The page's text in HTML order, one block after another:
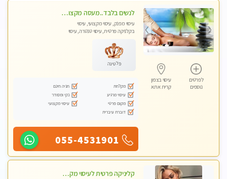
לפרטים
נוספים
עיסוי בצפון
קרית אתא
לנשים בלבד..מעסה מקצועי לנשים בלבד
עיסוי מפנק, עיסוי מקצועי, עיסוי
בקלניקה פרטית, עיסוי טנטרה, עיסוי
פלטינה
מקלחת
חניה חינם
עיסוי מרגיע
נקי ומסודר
מקום פרטי
עיסוי מקצועי
דוברת עיברית
055-4531901
קליניקה פרטית לעיסוי מקצועי ואלטרנטיבי ברמה גבוהה VIP תתקשר ..... highly recommended..new in the city